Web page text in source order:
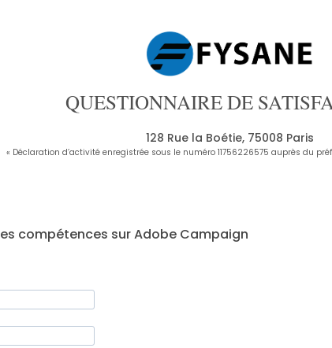
QUESTIONNAIRE DE
128 Rue la Boétie, 75008 Paris
« Déclaration d’activité enregistrée sous le numéro 11756226575 auprès du
compétences sur Adobe Campaign